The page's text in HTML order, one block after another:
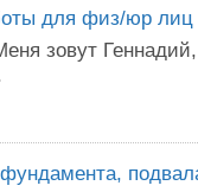
для физ/юр лиц
зовут